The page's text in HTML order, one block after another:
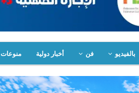
بالفيديو فن أخبار دولية منوعات